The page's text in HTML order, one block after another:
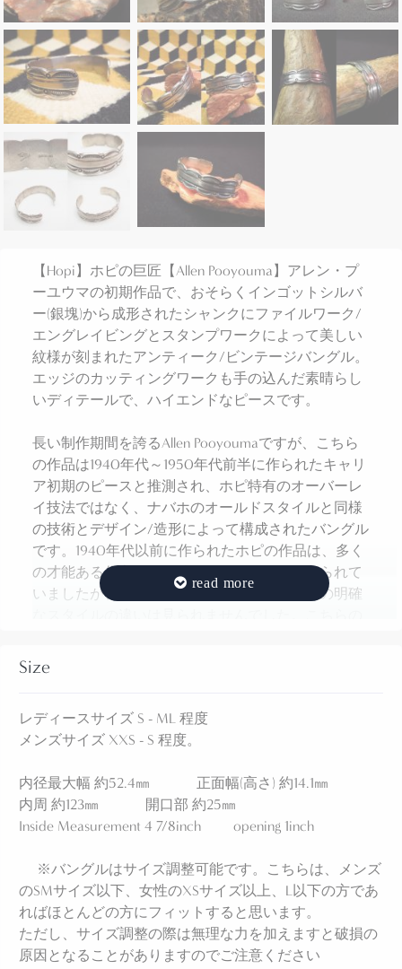
【Hopi】ホピの巨匠【Allen Pooyouma】アレン・プ
ーユウマの初期作品で、おそらくインゴットシルバ
ー(銀塊)から成形されたシャンクにファイルワーク/
エングレイビングとスタンプワークによって美しい
紋様が刻まれたアンティーク/ビンテージバングル。
エッジのカッティングワークも手の込んだ素晴らし
いディテールで、ハイエンドなピースです。
長い制作期間を誇るAllen Pooyoumaですが、こちら
の作品は1940年代～1950年代前半に作られたキャリ
ア初期のピースと推測され、ホピ特有のオーバーレ
イ技法ではなく、ナバホのオールドスタイルと同様
の技術とデザイン/造形によって構成されたバングル
です。1940年代以前に作られたホピの作品は、多く
の才能ある作家により独自性のある作品が作られて
いましたが、現在の様にナバホジュエリーとの明確
イルを踏襲したピースとなっています。
ット(銀塊)からハンマーワークによって成形されたバ
ンド(地金)に、スタンプワークとファイルワークによ
ースタンプが施されています。また、エッジはカッ
ティングワークによってシェイプが作られており、
それは目立たないディテールですが、特筆すべきポ
ッジは効果的に作品に奥行きを与え、非常に手間が
かかるため、それほど多くみられる造形ではありま
せん。
裏側にはAllen Pooyoumaのホールマーク(Ear of Corn)
が刻まれています。
Size
レディースサイズ S - ML 程度
メンズサイズ XXS - S 程度。
内径最大幅 約52.4㎜ 正面幅(高さ) 約14.1㎜
内周 約123㎜ 開口部 約25㎜
Inside Measurement 4 7/8inch opening 1inch
※バングルはサイズ調整可能です。こちらは、メンズ
のSMサイズ以下、女性のXSサイズ以上、L以下の方であ
ればほとんどの方にフィットすると思います。
ただし、サイズ調整の際は無理な力を加えますと破損の
原因となることがありますのでご注意ください